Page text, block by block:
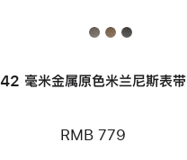
42 毫米金属原色米兰尼斯表带
RMB 779